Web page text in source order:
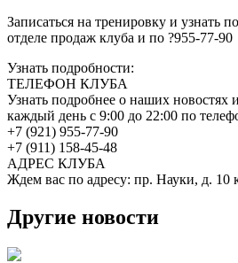
Записаться на тренировку и узнать
отделе продаж клуба и по ?955-77-90
Узнать подробности:
ТЕЛЕФОН КЛУБА
Узнать подробнее о наших новостях
каждый день с 9:00 до 22:00 по
+7 (921) 955-77-90
+7 (911) 158-45-48
АДРЕС КЛУБА
Ждем вас по адресу: пр. Науки, д. 10
Другие новости